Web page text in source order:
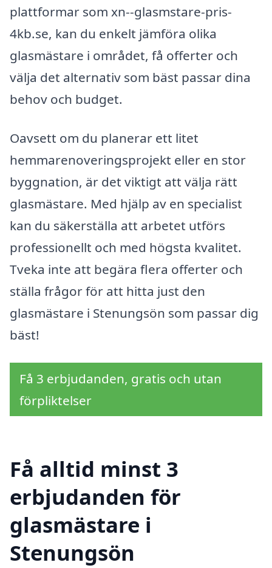
plattformar som xn--glasmstare-pris-
4kb.se, kan du enkelt jämföra olika
glasmästare i området, få offerter och
välja det alternativ som bäst passar dina
behov och budget.
Oavsett om du planerar ett litet
hemmarenoveringsprojekt eller en stor
byggnation, är det viktigt att välja rätt
glasmästare. Med hjälp av en specialist
kan du säkerställa att arbetet utförs
professionellt och med högsta kvalitet.
Tveka inte att begära flera offerter och
ställa frågor för att hitta just den
glasmästare i Stenungsön som passar dig
bäst!
Få 3 erbjudanden, gratis och utan
förpliktelser
Få alltid minst 3
erbjudanden för
glasmästare i
Stenungsön